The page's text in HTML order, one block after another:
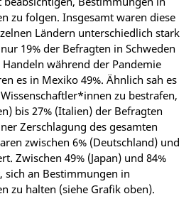
zu folgen. Insgesamt waren diese
Ländern unterschiedlich stark
19% der Befragten in Schweden
während der Pandemie
es in Mexiko 49%. Ähnlich sah es
zu bestrafen,
bis 27% (Italien) der Befragten
Zerschlagung des gesamten
zwischen 6% (Deutschland) und
Zwischen 49% (Japan) und 84%
sich an Bestimmungen in
zu halten (siehe Grafik oben).